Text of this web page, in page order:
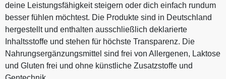
deine Leistungsfähigkeit steigern oder dich einfach rundum
besser fühlen möchtest. Die Produkte sind in Deutschland
hergestellt und enthalten ausschließlich deklarierte
Inhaltsstoffe und stehen für höchste Transparenz. Die
Nahrungsergänzungsmittel sind frei von Allergenen, Laktose
und Gluten frei und ohne künstliche Zusatzstoffe und